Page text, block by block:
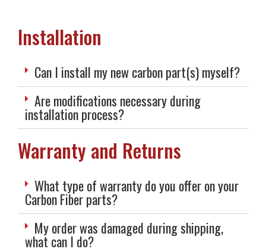
Installation
Can I install my new carbon part(s) myself?
Are modifications necessary during
installation process?
Warranty and Returns
What type of warranty do you offer on your
Carbon Fiber parts?
My order was damaged during shipping,
what can I do?